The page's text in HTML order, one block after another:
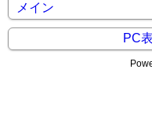
メイン
PC